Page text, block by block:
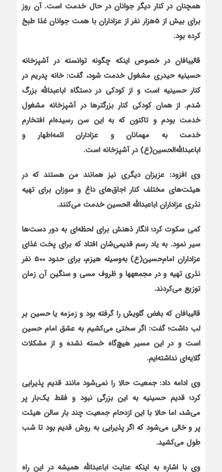
هم‏چنان در کنار دیگر جوانان در حال خدمت است. آن روز
برای بیش از 5هزار نفر از عزاداران با همت جوانان غذا طبخ
کرده بود.
قالیبافان در خصوص این‏که چگونه توانسته در آشپزخانه
حسینیه حیدری مشغول خدمت شود، گفت:خانه پدریم در
کنار حسینیه است و از کودکیدر دستگاه اباعبدالله بزرگ
شدم. از همان کودکی کنار بزرگترها در آشپزخانه مشغول
خدمت بودمو تاکنون که به این سن رسیده‌ام افتخارم
خدمت به مهمانان و عزاداران ائمه‌اطهار و
اباعبدالله‌الحسین(ع) در آشپزخانه است.
وی افزود: عزیزان دیگری نیز همانند من هستند که در
هیئت‌های مختلف کنار اجاق‌های داغ و سوزان برای تهیه
نذری عزاداران اباعبدالله الحسین خدمت می‌کنند.
کمی سکوت کرد؛ انگار ذهنش براي لحظه‌اي به دور دست‌ها
سير نمود. به ياد رسم قدیمی‌شان افتاد كه براي پخت غذاي
عزاداران امام‌حسين(ع)
به‌وسیله هيزم، برای حدود 500 نفر
نذری تهیه و‌ در مجمعه‏ها و ظروف مسی و سنگین آن زمان
توزيع مي‌كردند.
قالیبافان که بغض گلویش را گرفته بود و زمزمه یا حسین بر
لب داشت؛ گفت: اگر سختی می‌کشیم به عشق امام حسین
است و در این مسیر هیچ‌گاه خسته نشده و از مشکلات
گلایه‌ای نداشته‌ایم.
وی ادامه داد: جمعيت حالا را نمي‌شود مانند قديم پذيرايي
كرد؛ قديم حسينيه به این بزرگی نبود و فقط یک‌بار پر
مي‌شد، اما حالا با اين ازدحام جمعيت چند بار سالن هیئت
پر و خالي مي‌شود که اگر پذيرايي به روش قديم بود تا شب
طول مي‌كشید.
وی با اشاره به این‏که عنایت اباعبدالله همیشه در این راه